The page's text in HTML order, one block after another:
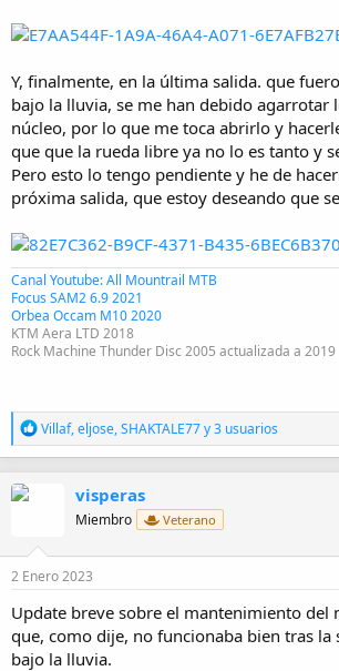
Y, finalmente, en la última salida. que
bajo la lluvia, se me han debido agarrotar
núcleo, por lo que me toca abrirlo y
que que la rueda libre ya no lo es tanto y
Pero esto lo tengo pendiente y he de
próxima salida, que estoy deseando que
Canal Youtube: All Mountrail MTB
Focus SAM2 6.9 2021
Orbea Occam M10 2020
KTM Aera LTD 2018
Rock Machine Thunder Disc 2005 actualizada a 2019
R
e
a
n
s
:
Villaf,eljose,SHAKTALE77y 3 usuarios
visperas
Miembro Veterano
2 Enero 2023
Update breve sobre el mantenimiento del
que, como dije, no funcionaba bien tras la
bajo la lluvia.